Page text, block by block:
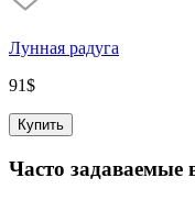
Лунная радуга
91$
Купить
Часто задаваемые